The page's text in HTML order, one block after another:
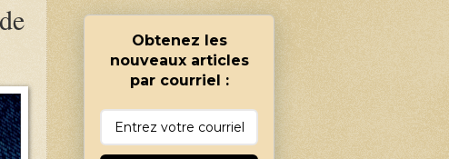
Obtenez les
nouveaux articles
par courriel :